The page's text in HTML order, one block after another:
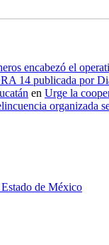
encabezó el
14 publicada por
en Urge la
organizada
de México